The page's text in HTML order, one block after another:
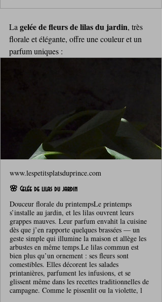
La gelée de fleurs de lilas du jardin, très
florale et élégante, offre une couleur et un
parfum uniques :
www.lespetitsplatsduprince.com
🌸 Gelée de lilas du jardin
Douceur florale du printempsLe printemps
s’installe au jardin, et les lilas ouvrent leurs
grappes mauves. Leur parfum envahit la cuisine
dès que j’en rapporte quelques brassées — un
geste simple qui illumine la maison et allège les
arbustes en même temps.Le lilas commun est
bien plus qu’un ornement : ses fleurs sont
comestibles. Elles décorent les salades
printanières, parfument les infusions, et se
glissent même dans les recettes traditionnelles de
campagne. Comme le pissenlit ou la violette, l